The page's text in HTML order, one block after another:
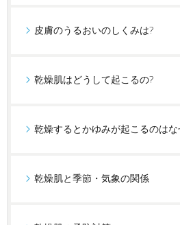
皮膚のうるおいのしくみは?
乾燥肌はどうして起こるの?
乾燥するとかゆみが起こるのはな
乾燥肌と季節・気象の関係